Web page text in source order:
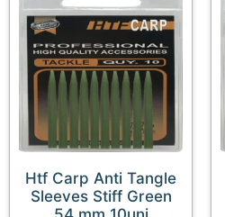
Htf Carp Anti Tangle
Sleeves Stiff Green